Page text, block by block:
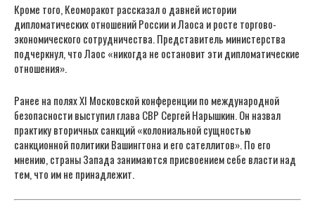
Кроме того, Кеоморакот рассказал о давней истории
дипломатических отношений России и Лаоса и росте торгово-
экономического сотрудничества. Представитель министерства
подчеркнул, что Лаос «никогда не остановит эти дипломатические
отношения».
Ранее на полях ХI Московской конференции по международной
безопасности выступил глава СВР Сергей Нарышкин. Он назвал
практику вторичных санкций «колониальной сущностью
санкционной политики Вашингтона и его сателлитов». По его
мнению, страны Запада занимаются присвоением себе власти над
тем, что им не принадлежит.